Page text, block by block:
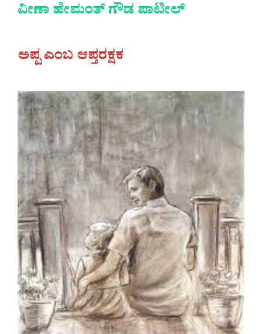
ವೀಣಾ ಹೇಮಂತ್ ಗೌಡ ಪಾಟೀಲ್
ಅಪ್ಪ ಎಂಬ ಆಪ್ತರಕ್ಷಕ